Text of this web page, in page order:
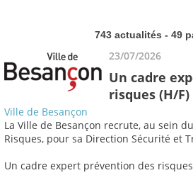
743 actualités - 49
23/07/2026
Un cadre
risques (H/F)
Ville de Besançon
La Ville de Besançon recrute, au sein
Risques, pour sa Direction Sécurité et
Un cadre expert prévention des risques